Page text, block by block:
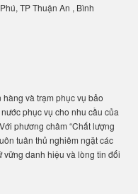
TP Thuận An , Bình
và trạm phục vụ bảo
phục vụ cho nhu cầu của
phương châm “Chất lượng
tuân thủ nghiêm ngặt các
vững danh hiệu và lòng tin đối